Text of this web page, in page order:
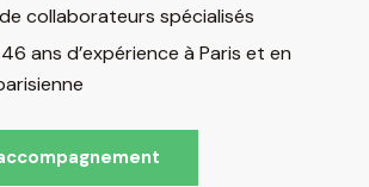
collaborateurs spécialisés
ans d’expérience à Paris et en